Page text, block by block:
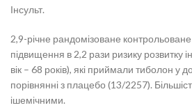
Інсульт.
2,9-річне рандомізоване
підвищення в 2,2 рази ризику розвитку
вік – 68 років), які приймали тиболон у
порівнянні з плацебо (13/2257).
ішемічними.